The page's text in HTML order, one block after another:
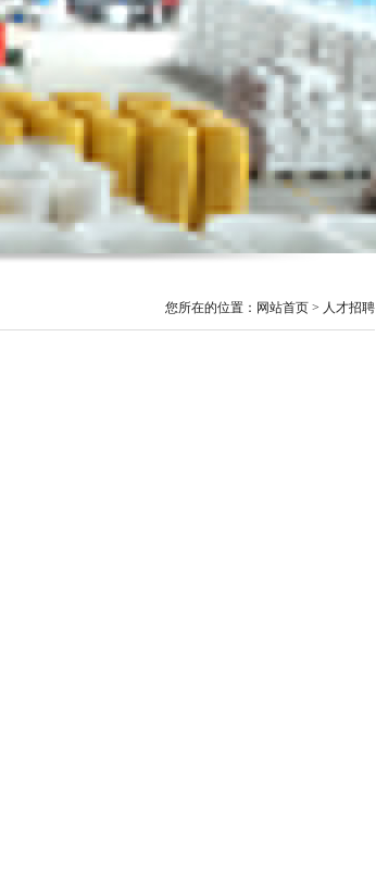
您所在的位置：网站首页 > 人才招聘